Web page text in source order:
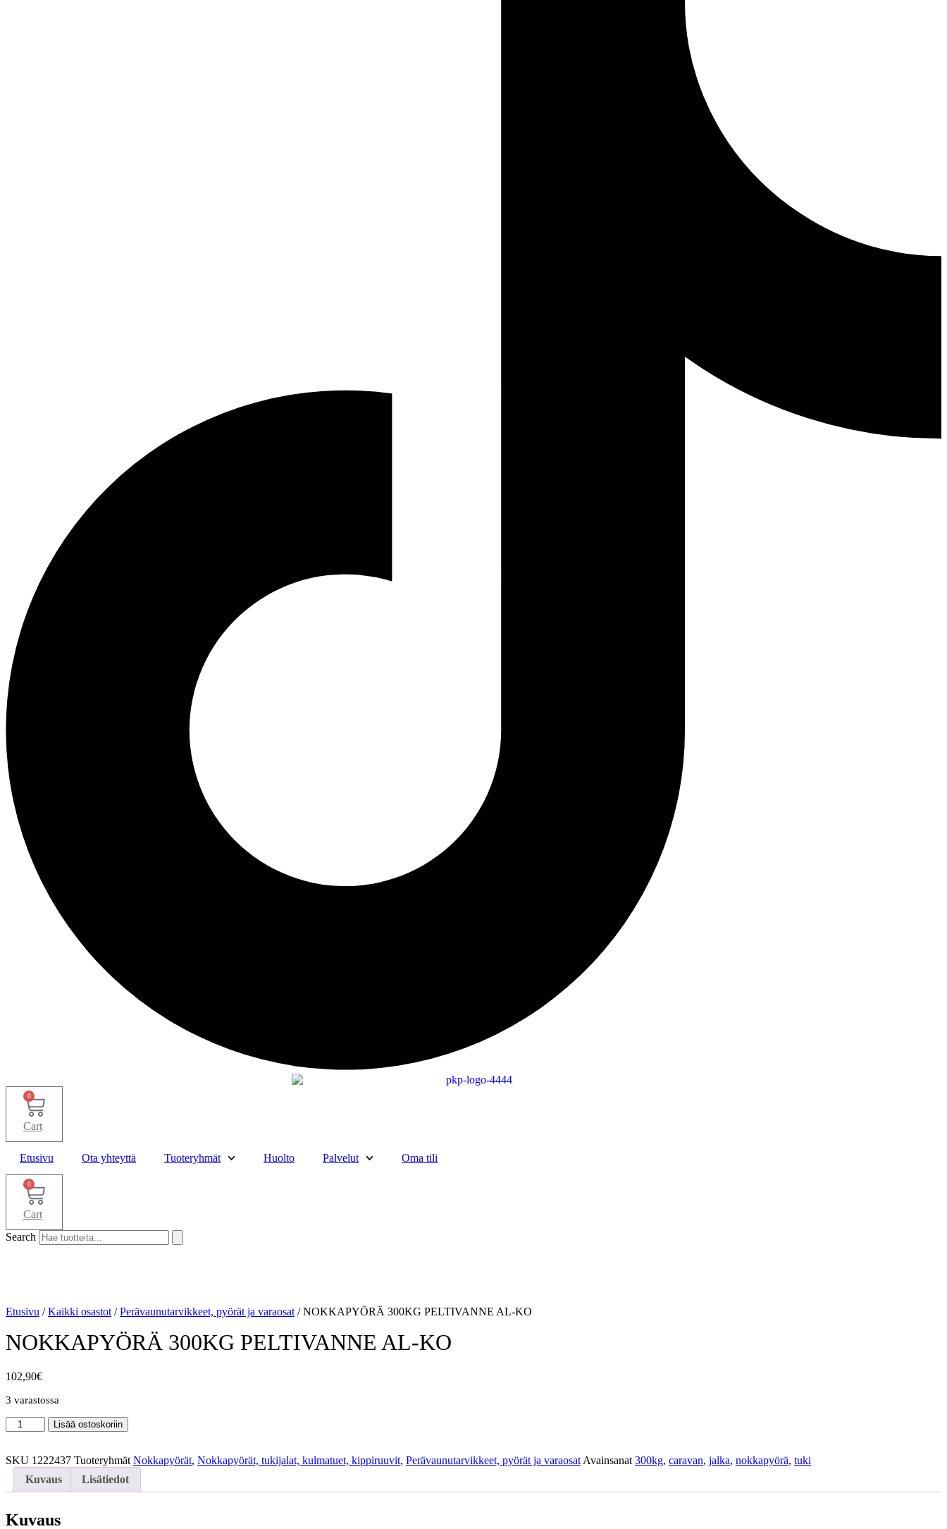
0
Cart
Etusivu Ota yhteyttä Tuoteryhmät Huolto Palvelut Oma tili
0
Cart
Search
Etusivu /Kaikki osastot /Perävaunutarvikkeet, pyörät ja varaosat / NOKKAPYÖRÄ 300KG PELTIVANNE AL-KO
NOKKAPYÖRÄ 300KG PELTIVANNE AL-KO
102,90€
3 varastossa
NOKKAPYÖRÄ
300KG
AL-
KO
määrä
Lisää ostoskoriin
SKU 1222437 Tuoteryhmät Nokkapyörät, Nokkapyörät, tukijalat, kulmatuet, kippiruuvit, Perävaunutarvikkeet, pyörät ja varaosat Avainsanat 300kg, caravan, jalka, nokkapyörä, tuki
Kuvaus
Lisätiedot
Kuvaus